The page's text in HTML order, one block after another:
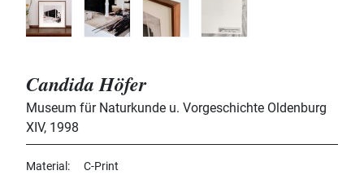
Candida Höfer
Museum für Naturkunde u. Vorgeschichte Oldenburg
XIV, 1998
Material
C-Print